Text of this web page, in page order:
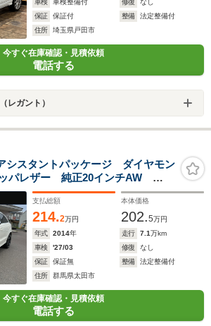
車検 車検整備付 修復
なし
保証
保証付 整備
法定整備付
住所
埼玉県戸田市
今すぐ在庫確認・見積依頼
電話する
レガント）
スタントパッケージ ダイヤモン
ッパレザー 純正20インチAW
ドシステム
支払総額
214.2万円
本体価格
202.5万円
年式
2014年 走行 7.1万km
車検
'27/03 修復
なし
保証
保証無 整備
法定整備付
住所
群馬県太田市
今すぐ在庫確認・見積依頼
電話する